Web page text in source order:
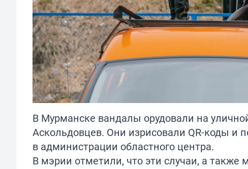
В Мурманске вандалы орудовали на
Аскольдовцев. Они изрисовали QR-коды и
в администрации областного центра.
В мэрии отметили, что эти случаи, а